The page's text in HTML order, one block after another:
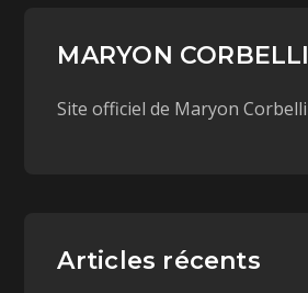
MARYON CORBELLI
Site officiel de Maryon Corbelli
Articles récents